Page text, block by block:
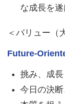
な成長を遂
＜バリュー（
Future-
挑み、成長
今日の決断